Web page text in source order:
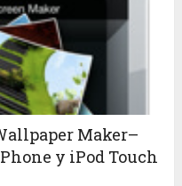
Maker–
y iPod Touch